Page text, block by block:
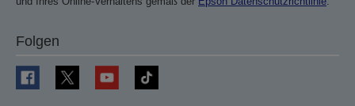
Folgen